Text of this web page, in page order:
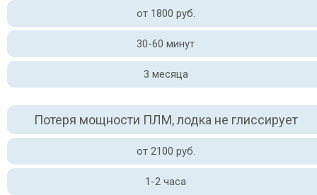
от 1800 руб.
30-60 минут
3 месяца
Потеря мощности ПЛМ, лодка не глиссирует
от 2100 руб.
1-2 часа